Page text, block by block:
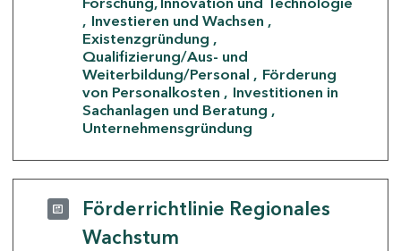
Investieren und Wachsen
Existenzgründung
Qualifizierung/Aus- und
Weiterbildung/Personal
Förderung
von Personalkosten
Investitionen in
Sachanlagen und Beratung
Unternehmensgründung
Förderrichtlinie Regionales
Wachstum